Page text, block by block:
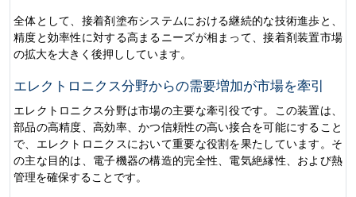
全体として、接着剤塗布システムにおける継続的な技術進歩と、
精度と効率性に対する高まるニーズが相まって、接着剤装置市場
の拡大を大きく後押ししています。
エレクトロニクス分野からの需要増加が市場を牽引
エレクトロニクス分野は市場の主要な牽引役です。この装置は、
部品の高精度、高効率、かつ信頼性の高い接合を可能にすること
で、エレクトロニクスにおいて重要な役割を果たしています。そ
の主な目的は、電子機器の構造的完全性、電気絶縁性、および熱
管理を確保することです。